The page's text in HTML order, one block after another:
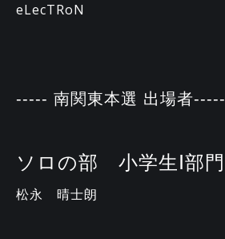
eLecTRoN
----- 南関東本選 出場者-----
ソロの部 小学生Ⅰ部門
松永 晴士朗